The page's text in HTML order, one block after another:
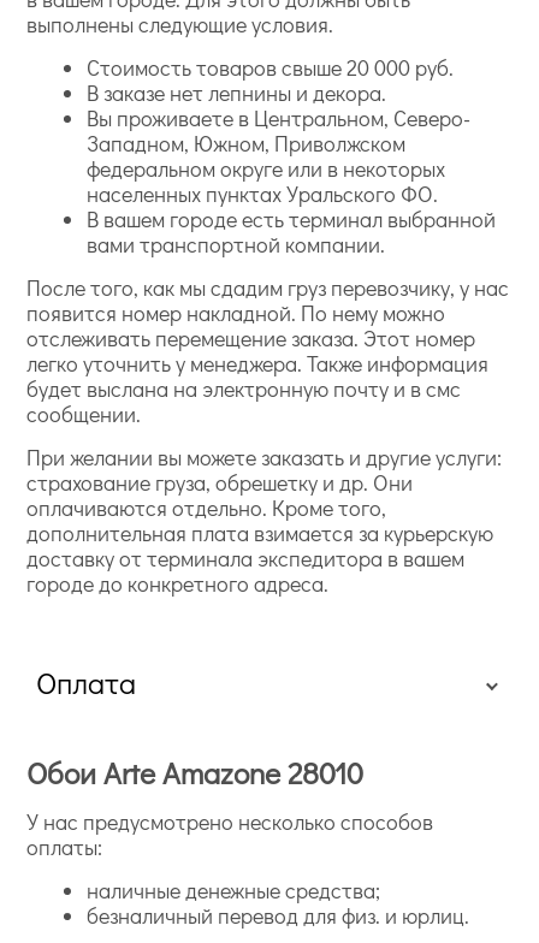
выполнены следующие условия.
Стоимость товаров свыше 20 000 руб.
В заказе нет лепнины и декора.
Вы проживаете в Центральном, Северо-
Западном, Южном, Приволжском
федеральном округе или в некоторых
населенных пунктах Уральского ФО.
В вашем городе есть терминал выбранной
вами транспортной компании.
После того, как мы сдадим груз перевозчику, у нас
появится номер накладной. По нему можно
отслеживать перемещение заказа. Этот номер
легко уточнить у менеджера. Также информация
будет выслана на электронную почту и в смс
сообщении.
При желании вы можете заказать и другие услуги:
страхование груза, обрешетку и др. Они
оплачиваются отдельно. Кроме того,
дополнительная плата взимается за курьерскую
доставку от терминала экспедитора в вашем
городе до конкретного адреса.
Оплата
Обои Arte Amazone 28010
У нас предусмотрено несколько способов
оплаты:
наличные денежные средства;
безналичный перевод для физ. и юрлиц.